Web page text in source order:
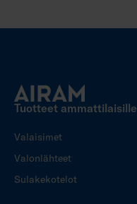
Tuotteet ammattilaisille
Valaisimet
Valonlähteet
Sulakekotelot